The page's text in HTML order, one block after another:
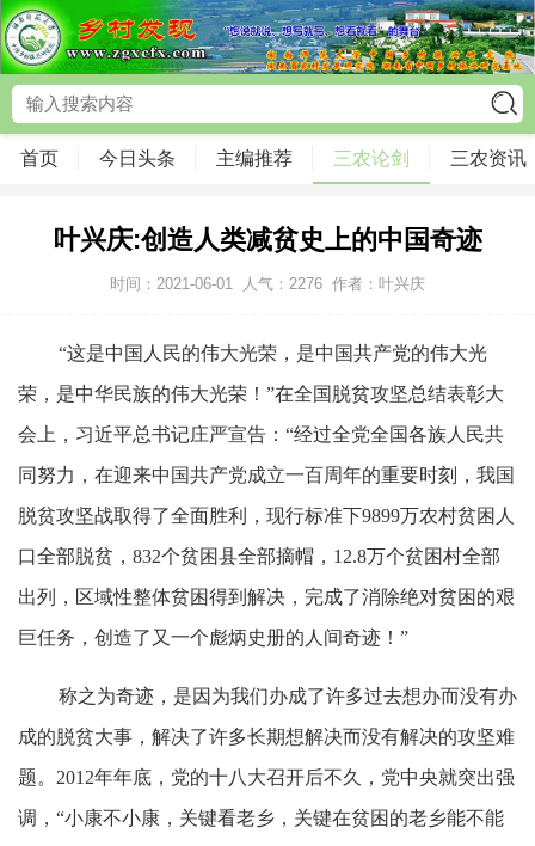
首页 今日头条 主编推荐 三农论剑 三农资讯
叶兴庆:创造人类减贫史上的中国奇迹
时间：2021-06-01 人气： 2276 作者：叶兴庆
“这是中国人民的伟大光荣，是中国共产党的伟大光
荣，是中华民族的伟大光荣！”在全国脱贫攻坚总结表彰大
会上，习近平总书记庄严宣告：“经过全党全国各族人民共
同努力，在迎来中国共产党成立一百周年的重要时刻，我国
脱贫攻坚战取得了全面胜利，现行标准下9899万农村贫困人
口全部脱贫，832个贫困县全部摘帽，12.8万个贫困村全部
出列，区域性整体贫困得到解决，完成了消除绝对贫困的艰
巨任务，创造了又一个彪炳史册的人间奇迹！”
称之为奇迹，是因为我们办成了许多过去想办而没有办
成的脱贫大事，解决了许多长期想解决而没有解决的攻坚难
题。2012年年底，党的十八大召开后不久，党中央就突出强
调，“小康不小康，关键看老乡，关键在贫困的老乡能不能